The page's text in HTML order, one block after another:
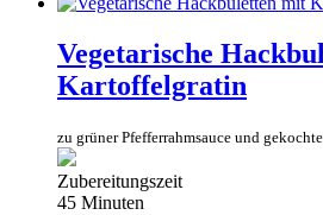
Vegetarische
Kartoffelgratin
zu grüner Pfefferrahmsauce und
Zubereitungszeit
45 Minuten